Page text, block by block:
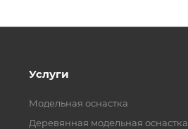
Услуги
Модельная оснастка
Деревянная модельная оснастка